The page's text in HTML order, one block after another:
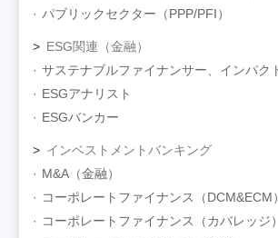
パブリックセクター（PPP/PFI）
ESG関連（金融）
サステナブルファイナンサー、インパク
ESGアナリスト
ESGバンカー
インベストメントバンキング
M&A（金融）
コーポレートファイナンス（DCM&ECM）
コーポレートファイナンス（カバレッジ）